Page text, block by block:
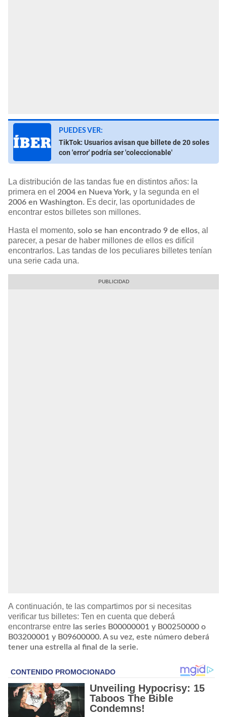
PUEDES VER:
TikTok: Usuarios avisan que billete de 20 soles
con 'error' podría ser 'coleccionable'
La distribución de las tandas fue en distintos años: la
primera en el 2004 en Nueva York, y la segunda en el
2006 en Washington. Es decir, las oportunidades de
encontrar estos billetes son millones.
Hasta el momento, solo se han encontrado 9 de ellos, al
parecer, a pesar de haber millones de ellos es difícil
encontrarlos. Las tandas de los peculiares billetes tenían
una serie cada una.
A continuación, te las compartimos por si necesitas
verificar tus billetes: Ten en cuenta que deberá
encontrarse entre las series B00000001 y B00250000 o
B03200001 y B09600000. A su vez, este número deberá
tener una estrella al final de la serie.